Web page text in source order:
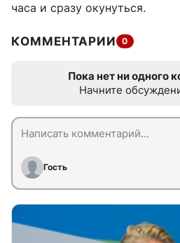
часа и сразу окунуться.
КОММЕНТАРИИ 0
Пока нет ни одного
Начните
Гость